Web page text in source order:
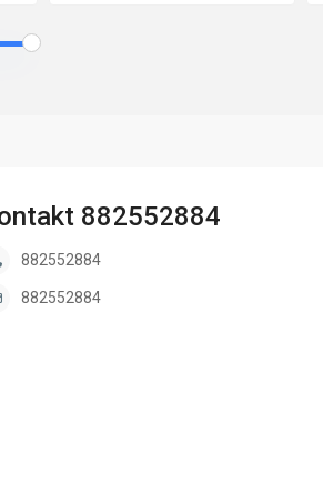
882552884
882552884
882552884